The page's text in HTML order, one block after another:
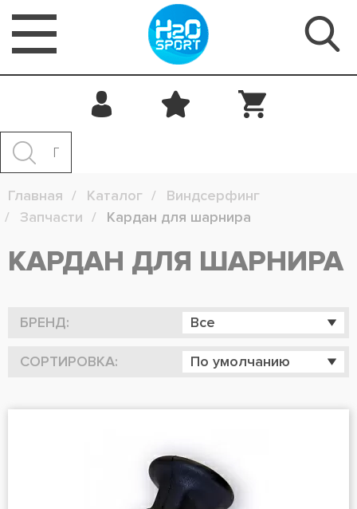
Главная Каталог
Виндсерфинг
Запчасти
Кардан для шарнира
КАРДАН ДЛЯ ШАРНИРА
БРЕНД: Все
СОРТИРОВКА: По умолчанию